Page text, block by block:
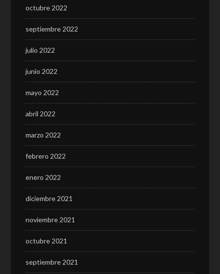
octubre 2022
septiembre 2022
julio 2022
junio 2022
mayo 2022
abril 2022
marzo 2022
febrero 2022
enero 2022
diciembre 2021
noviembre 2021
octubre 2021
septiembre 2021